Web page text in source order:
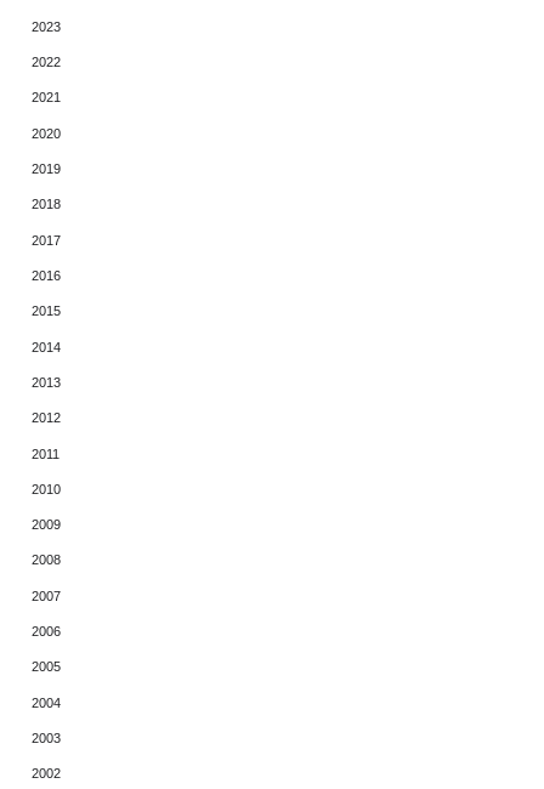
2023
2022
2021
2020
2019
2018
2017
2016
2015
2014
2013
2012
2011
2010
2009
2008
2007
2006
2005
2004
2003
2002